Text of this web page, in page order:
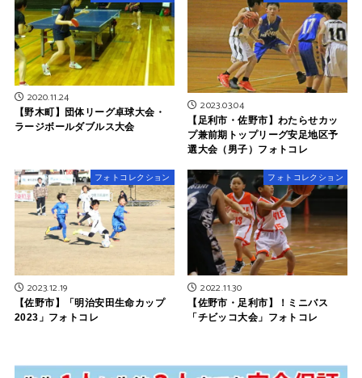
2020.11.24
【野木町】団体リーグ卓球大会・
ラージボールダブルス大会
2023.03.04
【足利市・佐野市】わたらせカッ
プ兼前期トップリーグ安足地区予
選大会（男子）フォトコレ
フォトコレクション
2023.12.19
【佐野市】「明治安田生命カップ
2023」フォトコレ
フォトコレクション
2022.11.30
【佐野市・足利市】！ミニバス
「チビッコ大会」フォトコレ